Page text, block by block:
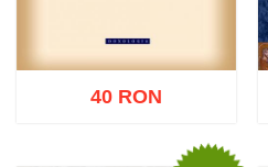
40 RON